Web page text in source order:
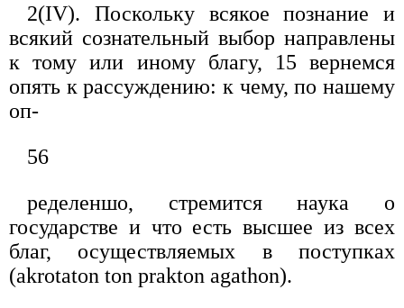
2(IV). Поскольку всякое познание и
всякий сознательный выбор направлены
к тому или иному благу, 15 вернемся
опять к рассуждению: к чему, по нашему
оп-
56
ределеншо, стремится наука о
государстве и что есть высшее из всех
благ, осуществляемых в поступках
(akrotaton ton prakton agathon).